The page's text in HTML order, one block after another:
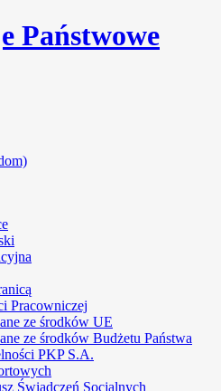
Pracowniczej
ze środków UE
ze środków Budżetu Państwa
PKP S.A.
Świadczeń Socjalnych